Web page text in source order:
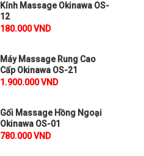
Kính Massage Okinawa OS-
12
180.000 VND
Máy Massage Rung Cao
Cấp Okinawa OS-21
1.900.000 VND
Gối Massage Hồng Ngoại
Okinawa OS-01
780.000 VND